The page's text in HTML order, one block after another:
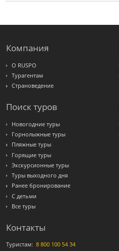
Компания
О RUSPO
Турагентам
Страноведение
Поиск туров
Новогодние туры
Горнолыжные туры
Пляжные туры
Горящие туры
Экскурсионные туры
Туры выходного дня
Ранее бронирование
С детьми
Все туры
Контакты
Туристам: 8 800 100 54 34